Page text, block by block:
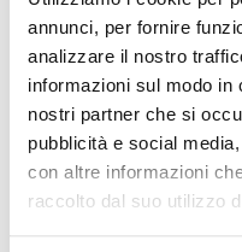
annunci, per fornire
analizzare il nostro
informazioni sul modo
nostri partner che si
pubblicità e social
con altre informazioni
raccolto dal suo utilizzo